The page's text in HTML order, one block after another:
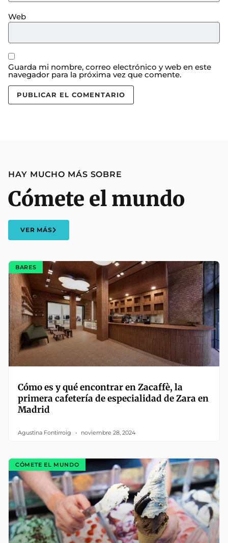
Web
Guarda mi nombre, correo electrónico y web en este
navegador para la próxima vez que comente.
HAY MUCHO MÁS SOBRE
Cómete el mundo
VER MÁS
BARES
Cómo es y qué encontrar en Zacaffè, la
primera cafetería de especialidad de Zara en
Madrid
Agustina Fontirroig noviembre 28, 2024
CÓMETE EL MUNDO